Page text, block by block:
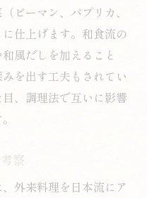
ピーマン、パプリカ、
仕上げます。和食流の
風だしを加えること
を出す工夫もされてい
、調理法で互いに影響
察
外来料理を日本流にア